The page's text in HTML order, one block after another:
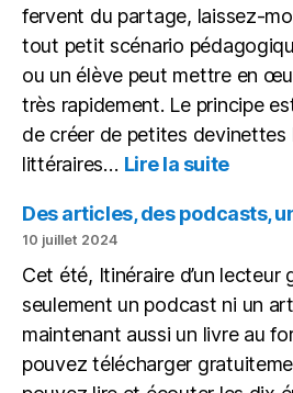
fervent du partage, laissez-
tout petit scénario
ou un élève peut mettre en
très rapidement. Le principe
de créer de petites devinettes
littéraires… Lire la suite:
petite
sous
forme
de
vidéo
Des articles, des podcasts,
10 juillet 2024
Cet été, Itinéraire d’un lecteur
seulement un podcast ni un
maintenant aussi un livre au
pouvez télécharger